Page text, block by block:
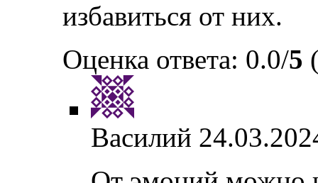
избавиться от них.
Оценка ответа: 0.0/5
Василий